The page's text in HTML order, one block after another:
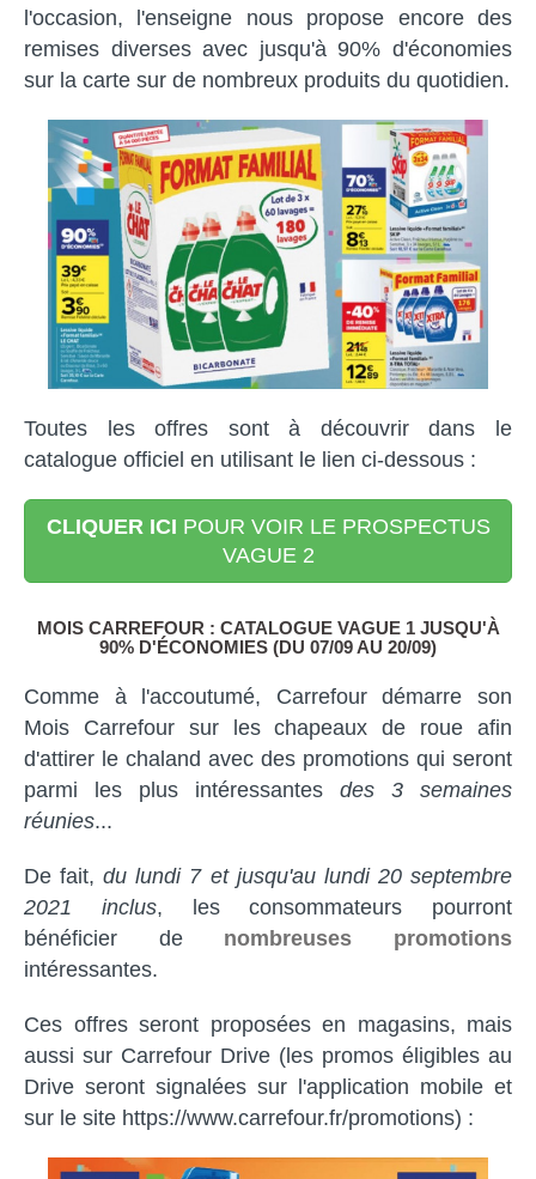
l'occasion, l'enseigne nous propose encore des
remises diverses avec jusqu'à 90% d'économies
sur la carte sur de nombreux produits du quotidien.
Toutes les offres sont à découvrir dans le
catalogue officiel en utilisant le lien ci-dessous :
CLIQUER ICI POUR VOIR LE PROSPECTUS
VAGUE 2
MOIS CARREFOUR : CATALOGUE VAGUE 1 JUSQU'À
90% D'ÉCONOMIES (DU 07/09 AU 20/09)
Comme à l'accoutumé, Carrefour démarre son
Mois Carrefour sur les chapeaux de roue afin
d'attirer le chaland avec des promotions qui seront
parmi les plus intéressantes des 3 semaines
réunies...
De fait,du lundi 7 et jusqu'au lundi 20 septembre
2021 inclus, les consommateurs pourront
bénéficier de nombreuses promotions
intéressantes.
Ces offres seront proposées en magasins, mais
aussi sur Carrefour Drive (les promos éligibles au
Drive seront signalées sur l'application mobile et
sur le site https://www.carrefour.fr/promotions) :